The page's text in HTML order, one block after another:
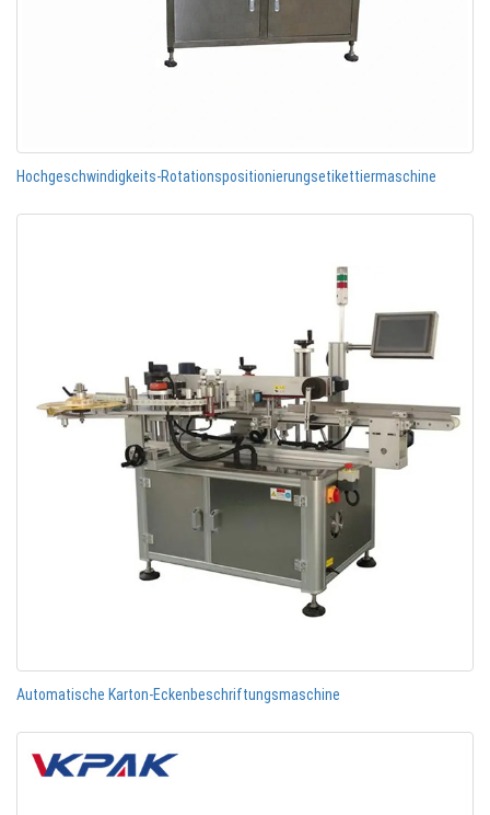
Hochgeschwindigkeits-Rotationspositionierungsetikettiermaschine
Automatische Karton-Eckenbeschriftungsmaschine